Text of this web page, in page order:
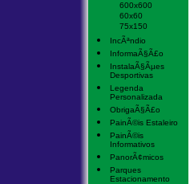
600x600
60x60
75x150
IncÃªndio
InformaÃ§Ã£o
InstalaÃ§Ãµes
Desportivas
Legenda
Personalizada
ObrigaÃ§Ã£o
PainÃ©is Estaleiro
PainÃ©is
Informativos
PanorÃ¢micos
Parques
Estacionamento